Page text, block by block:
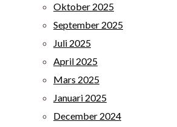
Oktober 2025
September 2025
Juli 2025
April 2025
Mars 2025
Januari 2025
December 2024